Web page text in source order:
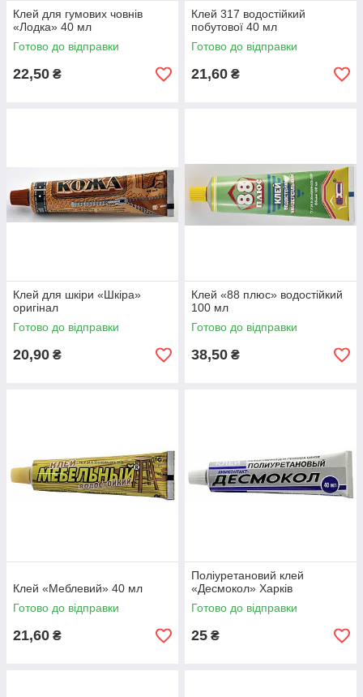
Клей для гумових човнів
«Лодка» 40 мл
Готово до відправки
22,50 ₴
Клей 317 водостійкий
побутової 40 мл
Готово до відправки
21,60 ₴
Клей для шкіри «Шкіра»
оригінал
Готово до відправки
20,90 ₴
Клей «88 плюс» водостійкий
100 мл
Готово до відправки
38,50 ₴
Клей «Меблевий» 40 мл
Готово до відправки
21,60 ₴
Поліуретановий клей
«Десмокол» Харків
Готово до відправки
25 ₴